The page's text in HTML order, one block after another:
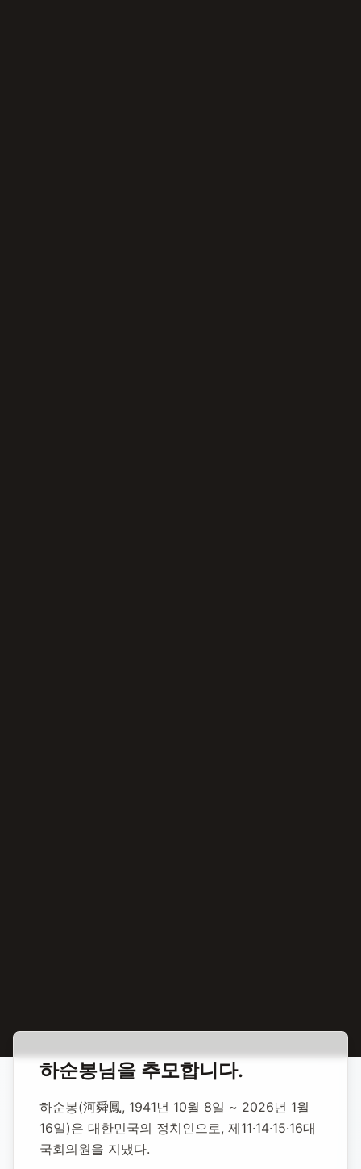
합동 추모 하순봉 정치인
하순봉 정치인
1941년 10월 8일-2026년 1월 16일
하순봉님을 추모합니다.
하순봉(河舜鳳, 1941년 10월 8일 ~ 2026년 1월
16일)은 대한민국의 정치인으로, 제11·14·15·16대
국회의원을 지냈다.